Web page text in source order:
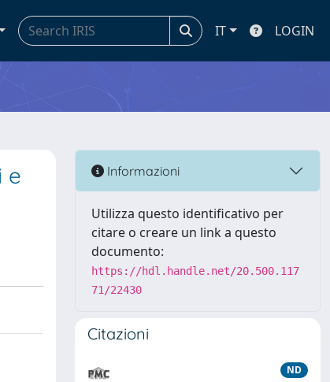
IT LOGIN
e
Informazioni
Utilizza questo identificativo per
citare o creare un link a questo
documento:
https://hdl.handle.net/20.500.117
71/22430
Citazioni
ND